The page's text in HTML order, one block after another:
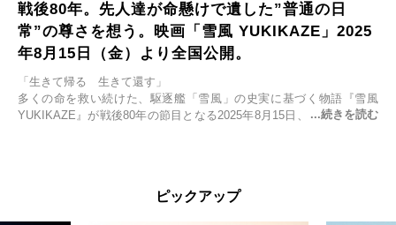
戦後80年。先人達が命懸けで遺した”普通の日
常”の尊さを想う。映画「雪風 YUKIKAZE」2025
年8月15日（金）より全国公開。
「生きて帰る 生きて還す」
多くの命を救い続けた、駆逐艦「雪風」の史実に基づく物語『雪風
YUKIKAZE』が戦後80年の節目となる2025年8月15日、全国公開され
くの仲間の命を救い帰還させ、戦後まで生き抜き「幸運艦」と呼ばれ
ピックアップ